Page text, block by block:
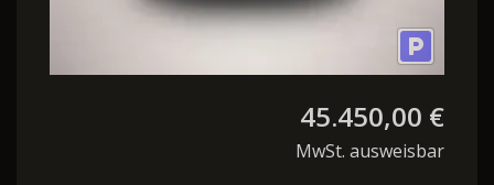
45.450,00 €
MwSt. ausweisbar